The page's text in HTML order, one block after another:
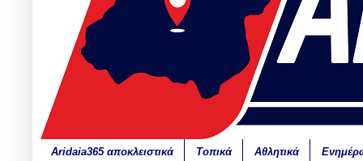
Aridaia365 αποκλειστικά Τοπικά Αθλητικά